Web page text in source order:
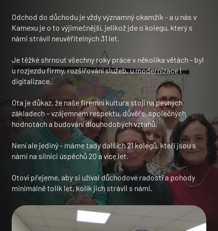
Odchod do důchodu je vždy významný okamžik - a u nás v
Kamexu je o to výjimečnější, jelikož jde o kolegu, který s
námi strávil neuvěřitelných 31 let.
Je těžké shrnout všechny roky práce v několika větách - byl
u rozjezdu firmy, rozšiřování služeb, u modernizace i
digitalizace.
Ota je důkaz, že naše firemní kultura stojí na pevných
základech – vzájemném respektu, důvěře, společných
hodnotách a budování dlouhodobých vztahů.
Není ale jediný - máme tady dalších 21 kolegů, kteří jsou s
námi na silnici úspěchů 20 a více let.
Otovi přejeme, aby si užíval důchodové radosti a pohody
minimálně tolik let, kolik jich strávil s námi.